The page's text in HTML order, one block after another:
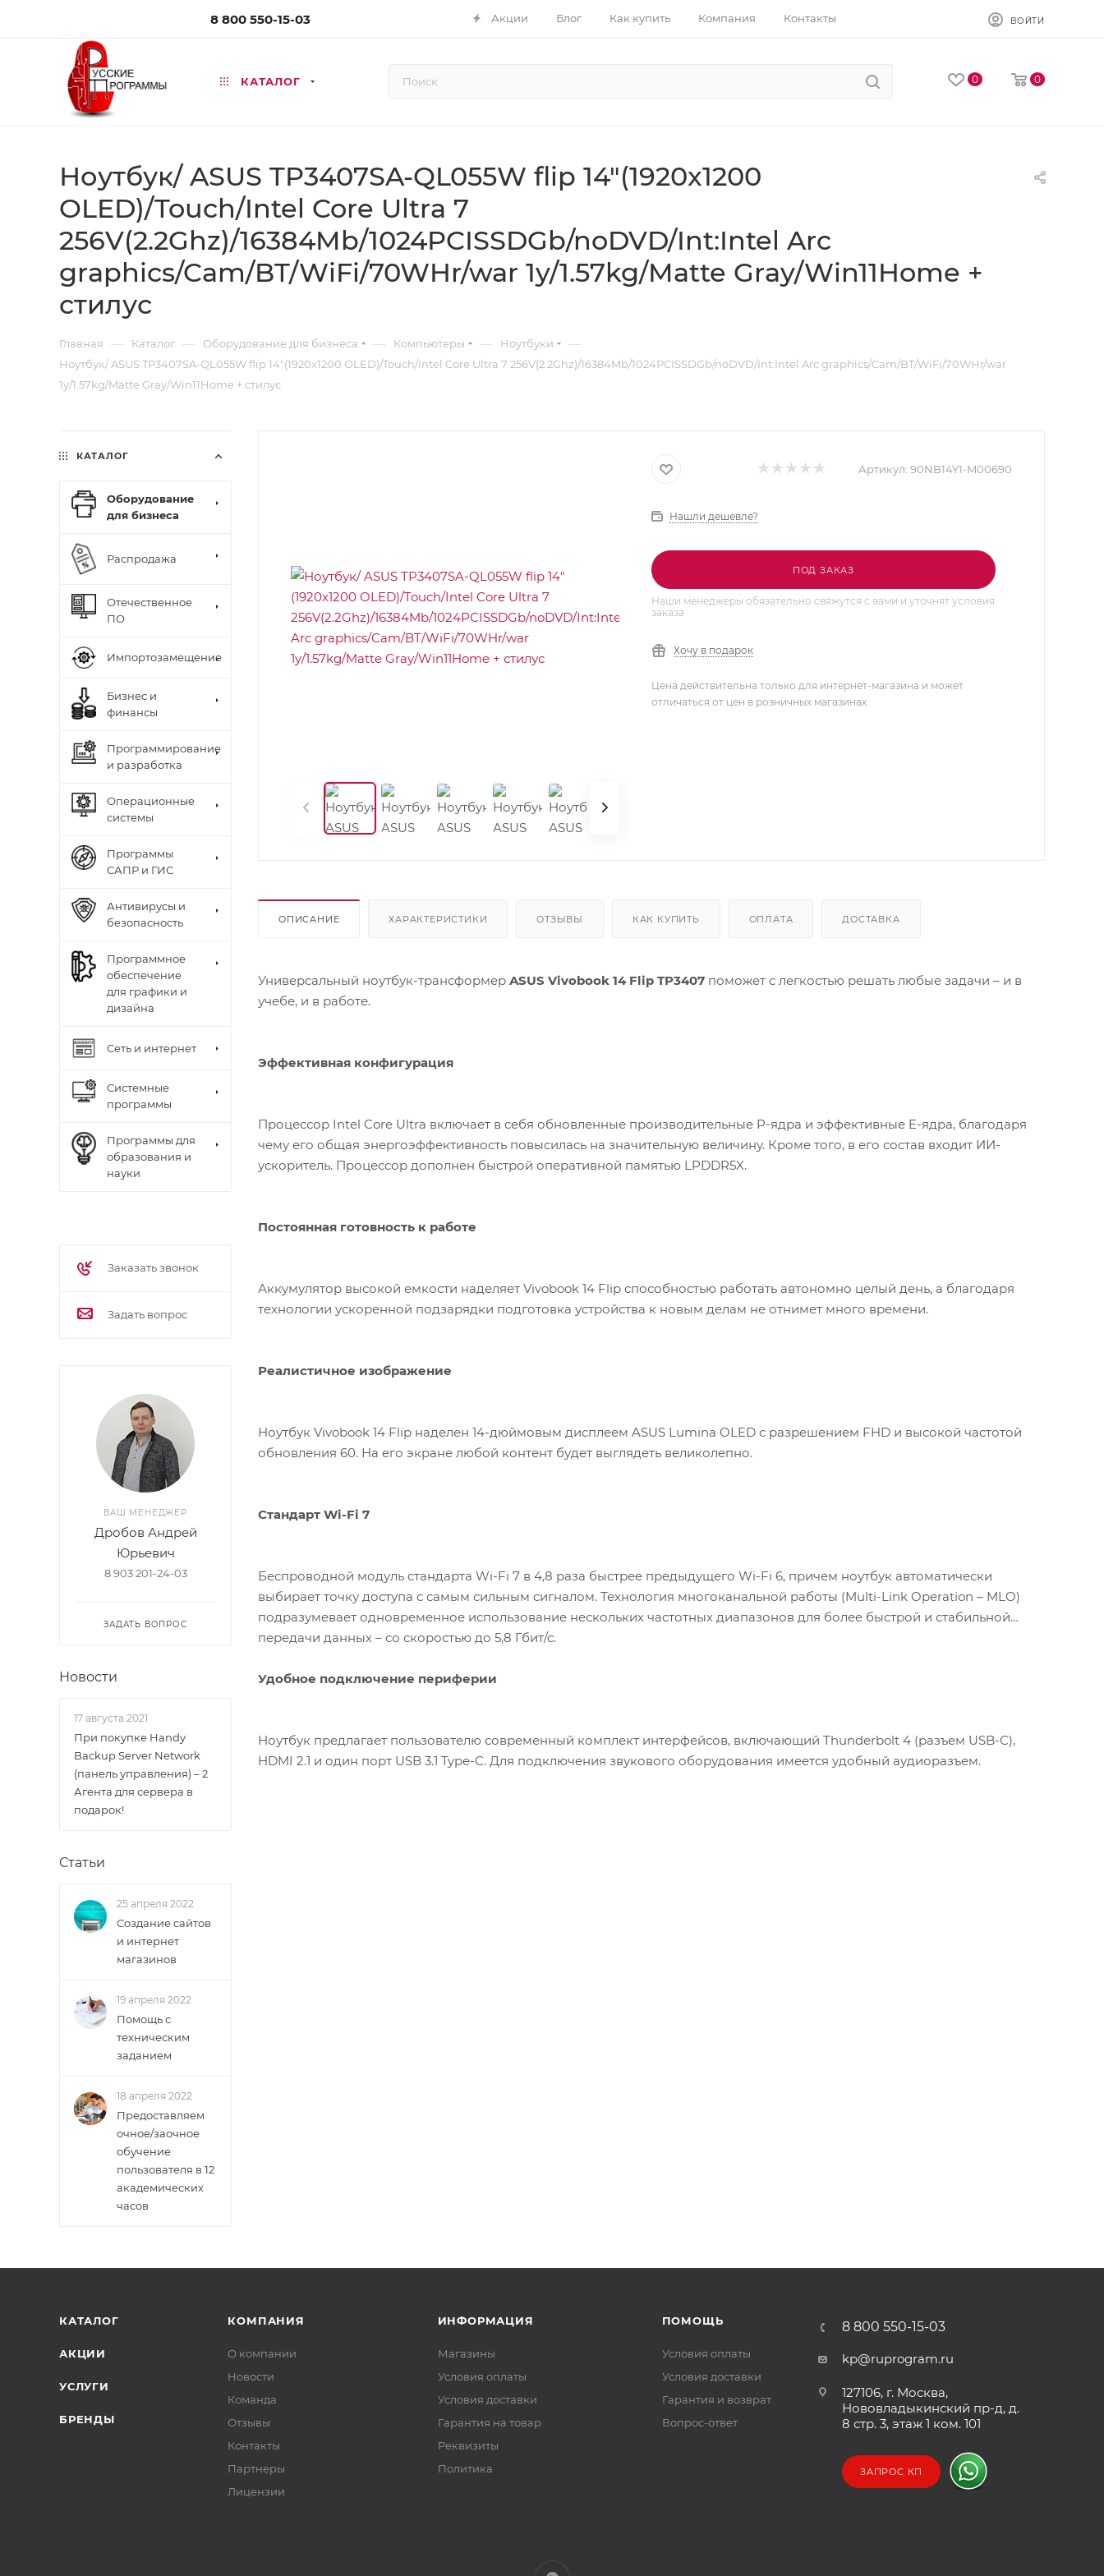
8 800 550-15-03 Акции Блог Как купить Компания Контакты ВОЙТИ
КАТАЛОГ 0 0
Ноутбук/ ASUS TP3407SA-QL055W flip 14"(1920x1200
OLED)/Touch/Intel Core Ultra 7
256V(2.2Ghz)/16384Mb/1024PCISSDGb/noDVD/Int:Intel Arc
graphics/Cam/BT/WiFi/70WHr/war 1y/1.57kg/Matte Gray/Win11Home +
стилус
Главная — Каталог — Оборудование для бизнеса — Компьютеры — Ноутбуки —
Ноутбук/ ASUS TP3407SA-QL055W flip 14"(1920x1200 OLED)/Touch/Intel Core Ultra 7 256V(2.2Ghz)/16384Mb/1024PCISSDGb/noDVD/Int:Intel Arc graphics/Cam/BT/WiFi/70WHr/war
1y/1.57kg/Matte Gray/Win11Home + стилус
Артикул: 90NB14Y1-M00690
Нашли дешевле?
ПОД ЗАКАЗ
Наши менеджеры обязательно свяжутся с вами и уточнят условия
заказа
Хочу в подарок
Цена действительна только для интернет-магазина и может
отличаться от цен в розничных магазинах
ОПИСАНИЕ ХАРАКТЕРИСТИКИ ОТЗЫВЫ КАК КУПИТЬ ОПЛАТА ДОСТАВКА
Универсальный ноутбук-трансформер ASUS Vivobook 14 Flip TP3407 поможет с легкостью решать любые задачи – и в
учебе, и в работе.
Эффективная конфигурация
Процессор Intel Core Ultra включает в себя обновленные производительные P-ядра и эффективные E-ядра, благодаря
чему его общая энергоэффективность повысилась на значительную величину. Кроме того, в его состав входит ИИ-
ускоритель. Процессор дополнен быстрой оперативной памятью LPDDR5X.
Постоянная готовность к работе
Аккумулятор высокой емкости наделяет Vivobook 14 Flip способностью работать автономно целый день, а благодаря
технологии ускоренной подзарядки подготовка устройства к новым делам не отнимет много времени.
Реалистичное изображение
Ноутбук Vivobook 14 Flip наделен 14-дюймовым дисплеем ASUS Lumina OLED с разрешением FHD и высокой частотой
обновления 60. На его экране любой контент будет выглядеть великолепно.
Стандарт Wi-Fi 7
Беспроводной модуль стандарта Wi-Fi 7 в 4,8 раза быстрее предыдущего Wi-Fi 6, причем ноутбук автоматически
выбирает точку доступа с самым сильным сигналом. Технология многоканальной работы (Multi-Link Operation – MLO)
подразумевает одновременное использование нескольких частотных диапазонов для более быстрой и стабильной
передачи данных – со скоростью до 5,8 Гбит/с.
Удобное подключение периферии
Ноутбук предлагает пользователю современный комплект интерфейсов, включающий Thunderbolt 4 (разъем USB-C),
HDMI 2.1 и один порт USB 3.1 Type-C. Для подключения звукового оборудования имеется удобный аудиоразъем.
КАТАЛОГ
Оборудование
для бизнеса
Распродажа
Отечественное
ПО
Импортозамещение
Бизнес и
финансы
Программирование
и разработка
Операционные
системы
Программы
САПР и ГИС
Антивирусы и
безопасность
Программное
обеспечение
для графики и
дизайна
Сеть и интернет
Системные
программы
Программы для
образования и
науки
Заказать звонок
Задать вопрос
ВАШ МЕНЕДЖЕР
Дробов Андрей
Юрьевич
8 903 201-24-03
ЗАДАТЬ ВОПРОС
Новости
17 августа 2021
При покупке Handy
Backup Server Network
(панель управления) – 2
Агента для сервера в
подарок!
Статьи
25 апреля 2022
Создание сайтов
и интернет
магазинов
19 апреля 2022
Помощь с
техническим
заданием
18 апреля 2022
Предоставляем
очное/заочное
обучение
пользователя в 12
академических
часов
КАТАЛОГ
АКЦИИ
УСЛУГИ
БРЕНДЫ
КОМПАНИЯ
О компании
Новости
Команда
Отзывы
Контакты
Партнеры
Лицензии
ИНФОРМАЦИЯ
Магазины
Условия оплаты
Условия доставки
Гарантия на товар
Реквизиты
Политика
ПОМОЩЬ
Условия оплаты
Условия доставки
Гарантия и возврат
Вопрос-ответ
8 800 550-15-03
kp@ruprogram.ru
127106, г. Москва,
Нововладыкинский пр-д, д.
8 стр. 3, этаж 1 ком. 101
ЗАПРОС КП